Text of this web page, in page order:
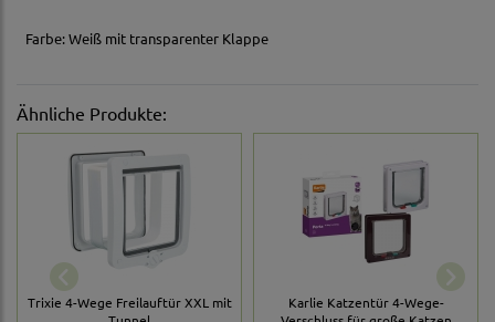
Farbe: Weiß mit transparenter Klappe
Ähnliche Produkte:
Trixie 4-Wege Freilauftür XXL mit
Karlie Katzentür 4-Wege-